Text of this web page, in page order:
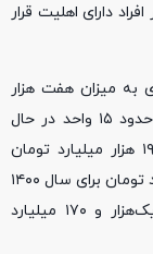
دارای اهلیت قرار
به میزان هفت هزار
میلیارد تومان سرمایه‌گذاری را اعلام کرده‌اند که حدود ۱۵ واحد در حال
اتمام بوده و ۸۰۰ شغل ایجاد می‌کنند، گفت: از ۱۹ هزار میلیارد تومان
اعتبارات سفر رئیس‌جمهوری، یک‌هزار و ۲۰۰ میلیارد تومان برای سال ۱۴۰۰
جزء تعهدات سازمان برنامه و بودجه بوده که یک‌هزار و ۱۷۰ میلیارد